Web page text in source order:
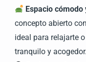
Espacio
concepto abierto
ideal para relajarte
tranquilo y acogedor.